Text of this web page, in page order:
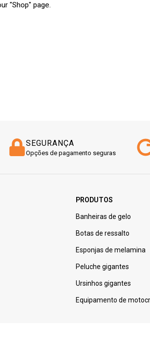
"Shop" page.
SEGURANÇA
Opções de pagamento seguras
PRODUTOS
Banheiras de gelo
Botas de ressalto
Esponjas de melamina
Peluche gigantes
Ursinhos gigantes
Equipamento de